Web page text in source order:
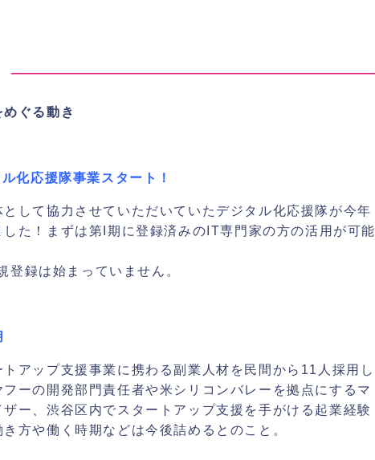
ぐる動き
化応援隊事業スタート！
して協力させていただいていたデジタル化応援隊が今年
た！
まずは第I期に登録済みのIT専門家の方の活用が可能
録は始まっていません。
アップ支援事業に携わる副業人材を民間から11人採用し
フーの開発部門責任者や米シリコンバレーを拠点にするマ
ー、 渋谷区内でスタートアップ支援を手がける起業経験
方や働く時期などは今後詰めるとのこと。